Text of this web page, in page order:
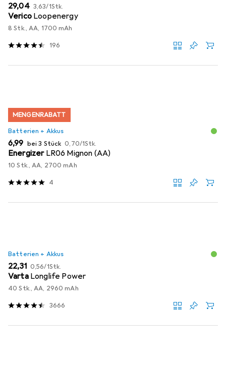
EUR
29,04 EUR
3,63/1Stk.
Verico Loopenergy
8 Stk., AA, 1700 mAh
196
MENGENRABATT
Batterien + Akkus
EUR
6,99 bei 3 Stück EUR
0,70/1Stk.
Energizer LR06 Mignon (AA)
10 Stk., AA, 2700 mAh
4
Batterien + Akkus
EUR
22,31 EUR
0,56/1Stk.
Varta Longlife Power
40 Stk., AA, 2960 mAh
3666